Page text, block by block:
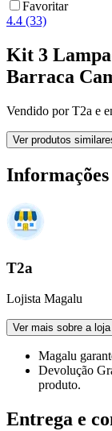
Favoritar
4.4 (33)
Kit 3
Barraca
Vendido porT2a e
Ver produtos
T2a
Lojista Magalu
Ver mais sobre a loja
Magalu
Devolução
produto.
Entrega e